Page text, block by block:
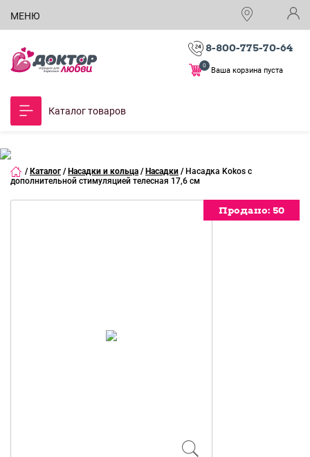
МЕНЮ
8-800-775-70-64
Ваша корзина пуста
0
Каталог товаров
/ Каталог / Насадки и кольца / Насадки / Насадка Kokos с
дополнительной стимуляцией телесная 17,6 см
Продано: 50
Продано: 50
Продано: 50
Продано: 50
Продано: 50
Продано: 50
Продано: 50
Продано: 50
Продано: 50
Продано: 50